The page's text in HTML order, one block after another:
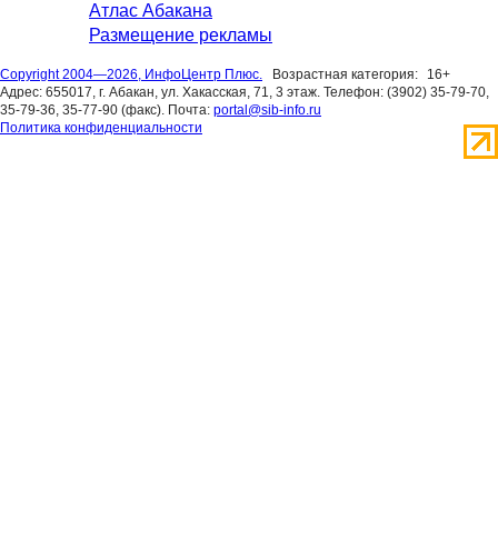
Атлас Абакана
Размещение рекламы
Copyright 2004—2026, ИнфоЦентр Плюс. Возрастная категория:
16+
Адрес: 655017, г. Абакан, ул. Хакасская, 71, 3 этаж. Телефон: (3902) 35-79-70,
35-79-36, 35-77-90 (факс). Почта: portal@sib-info.ru
Политика конфиденциальности